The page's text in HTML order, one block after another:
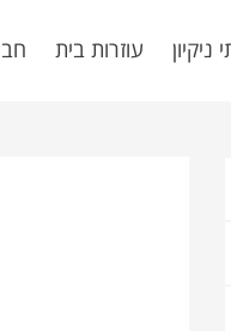
ניקיון עוזרות בית